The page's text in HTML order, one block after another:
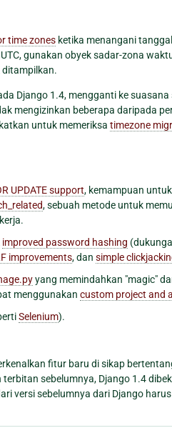
time zones ketika menangani
gunakan obyek sadar-zona
ditampilkan.
Django 1.4, mengganti ke
mengizinkan beberapa daripada
untuk memeriksa timezone
UPDATE support, kemampuan untuk
, sebuah metode untuk
improved password hashing
improvements, dan simple
yang memindahkan "magic"
menggunakan custom project and
Selenium).
fitur baru di sikap
sebelumnya, Django 1.4
versi sebelumnya dari Django